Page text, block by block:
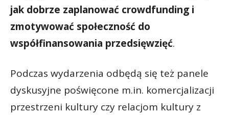
jak dobrze zaplanować crowdfunding i
zmotywować społeczność do
współfinansowania przedsięwzięć.
Podczas wydarzenia odbędą się też panele
dyskusyjne poświęcone m.in. komercjalizacji
przestrzeni kultury czy relacjom kultury z